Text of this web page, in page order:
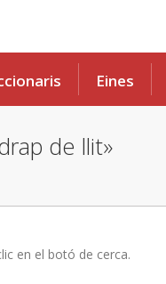
Eines
de llit»
en el botó de cerca.